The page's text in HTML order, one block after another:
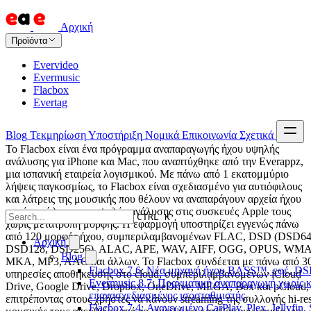
Αρχική
Προϊόντα
Evervideo
Evermusic
Flacbox
Evertag
Blog ΤεκμηρίωσηΥποστήριξη Νομικά Επικοινωνία Σχετικά
CTRL K
Αρχική
Blog
Flacbox 7.6: Νέα μηχανή ήχου BASS™, εφέ, DSP
Evermusic 8.7: Πραγματική αναπαραγωγή χωρίς
επανασχεδιασμένος ισοσταθμιστής
Flacbox 7.4: Ανανεωμένο CarPlay, Plex, Jellyfin,
Το Flacbox είναι ένα πρόγραμμα αναπαραγωγής ήχου υψηλής
ανάλυσης για iPhone και Mac, που αναπτύχθηκε από την Everappz,
μια ισπανική εταιρεία λογισμικού. Με πάνω από 1 εκατομμύριο
λήψεις παγκοσμίως, το Flacbox είναι σχεδιασμένο για αυτιόφιλους
και λάτρεις της μουσικής που θέλουν να αναπαράγουν αρχεία ήχου
χωρίς απώλειες και υψηλής ανάλυσης στις συσκευές Apple τους
χωρίς μετατροπή μορφής. Η εφαρμογή υποστηρίζει εγγενώς πάνω
από 120 μορφές ήχου, συμπεριλαμβανομένων FLAC, DSD
DSD128, DSD256), ALAC, APE, WAV, AIFF, OGG, OPUS,
MKA, MP3, AAC και άλλων. Το Flacbox συνδέεται με πάνω από
υπηρεσίες αποθήκευσης στο cloud, συμπεριλαμβανομένων iCloud
Drive, Google Drive, Dropbox, OneDrive, MEGA, Box και pCloud,
επιτρέποντας στους χρήστες να κάνουν streaming της συλλογής hi-